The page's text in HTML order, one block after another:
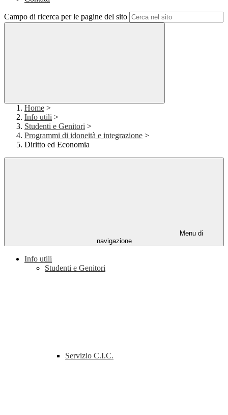
Campo di ricerca per le pagine del sito
Home >
Info utili >
Studenti e Genitori >
Programmi di idoneità e integrazione >
Diritto ed Economia
Menu di
navigazione
Info utili
Studenti e Genitori
Servizio C.I.C.